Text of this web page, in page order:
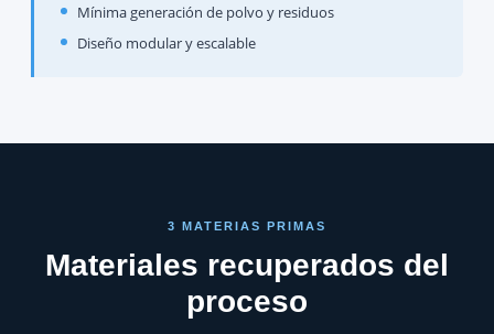
Mínima generación de polvo y residuos
Diseño modular y escalable
3 MATERIAS PRIMAS
Materiales recuperados del
proceso